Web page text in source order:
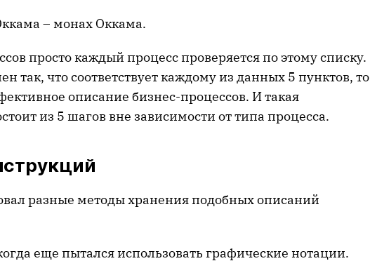
– монах Оккама.
просто каждый процесс проверяется по этому списку.
так, что соответствует каждому из данных 5 пунктов, то
описание бизнес-процессов. И такая
из 5 шагов вне зависимости от типа процесса.
разные методы хранения подобных описаний
еще пытался использовать графические нотации.